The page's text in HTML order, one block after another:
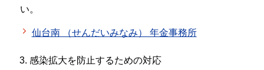
い。
仙台南 （せんだいみなみ） 年金事務所
感染拡大を防止するための対応